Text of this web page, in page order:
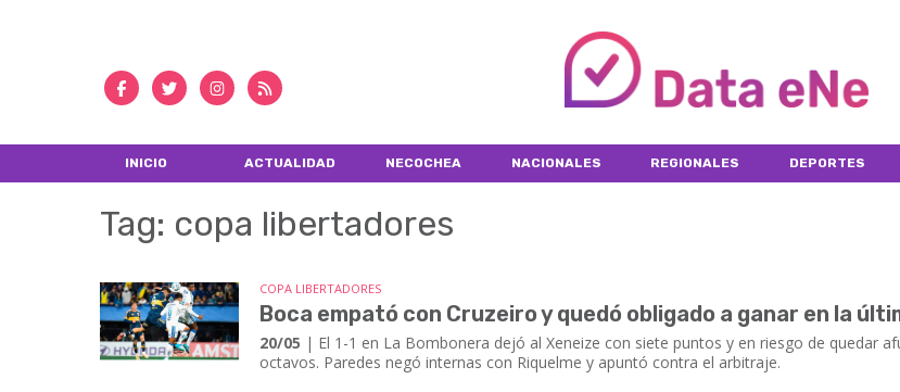
INICIO ACTUALIDAD NECOCHEA NACIONALES REGIONALES DEPORTES
Tag: copa libertadores
COPA LIBERTADORES
Boca empató con Cruzeiro y quedó obligado a ganar en la
20/05 | El 1-1 en La Bombonera dejó al Xeneize con siete puntos y en riesgo de quedar
octavos. Paredes negó internas con Riquelme y apuntó contra el arbitraje.